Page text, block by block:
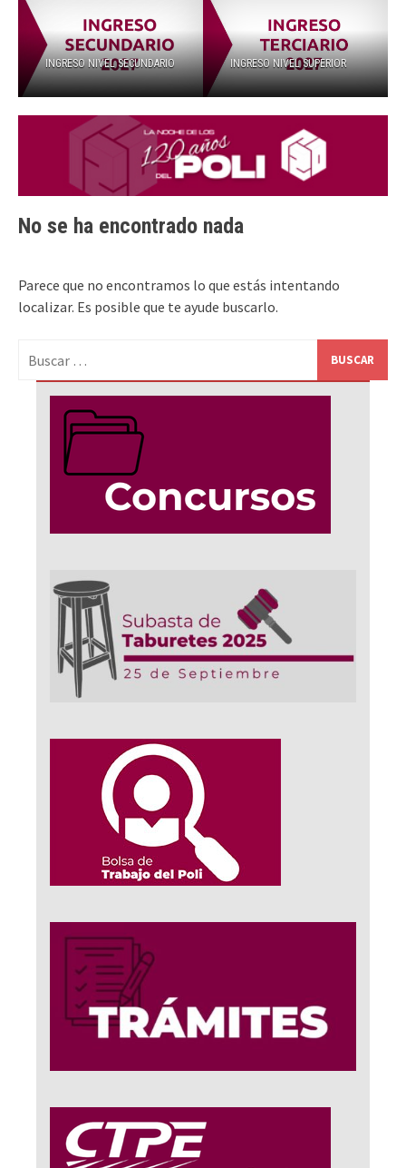
INGRESO NIVEL SECUNDARIO INGRESO NIVEL SUPERIOR
No se ha encontrado nada
Parece que no encontramos lo que estás intentando
localizar. Es posible que te ayude buscarlo.